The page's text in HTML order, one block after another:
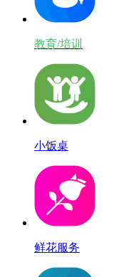
教育/培训
小饭桌
鲜花服务